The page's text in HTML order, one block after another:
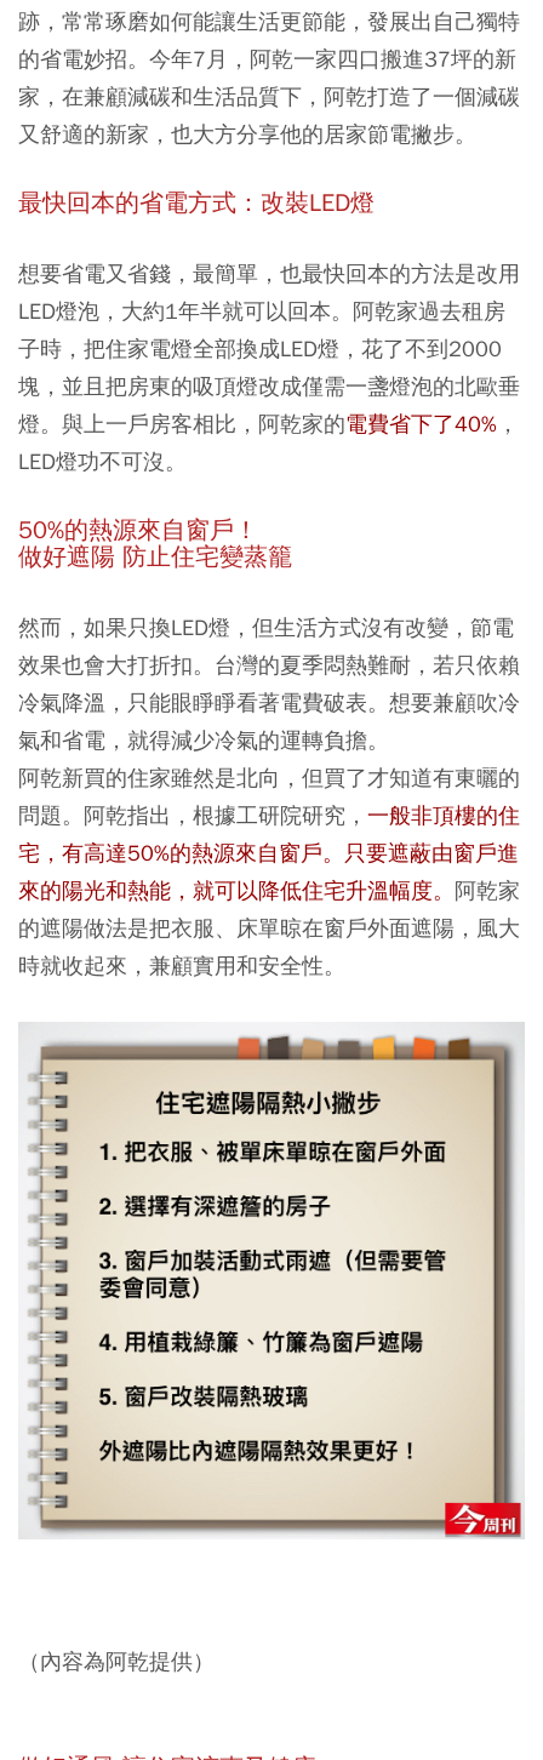
跡，常常琢磨如何能讓生活更節能，發展出自己獨特
的省電妙招。今年7月，阿乾一家四口搬進37坪的新
家，在兼顧減碳和生活品質下，阿乾打造了一個減碳
又舒適的新家，也大方分享他的居家節電撇步。
最快回本的省電方式：改裝LED燈
想要省電又省錢，最簡單，也最快回本的方法是改用
LED燈泡，大約1年半就可以回本。阿乾家過去租房
子時，把住家電燈全部換成LED燈，花了不到2000
塊，並且把房東的吸頂燈改成僅需一盞燈泡的北歐垂
燈。與上一戶房客相比，阿乾家的電費省下了40% ，
LED燈功不可沒。
50%的熱源來自窗戶！
做好遮陽 防止住宅變蒸籠
然而，如果只換LED燈，但生活方式沒有改變，節電
效果也會大打折扣。台灣的夏季悶熱難耐，若只依賴
冷氣降溫，只能眼睜睜看著電費破表。想要兼顧吹冷
氣和省電，就得減少冷氣的運轉負擔。
阿乾新買的住家雖然是北向，但買了才知道有東曬的
問題。阿乾指出，根據工研院研究， 一般非頂樓的住
宅，有高達50%的熱源來自窗戶。只要遮蔽由窗戶進
來的陽光和熱能，就可以降低住宅升溫幅度。 阿乾家
的遮陽做法是把衣服、床單晾在窗戶外面遮陽，風大
時就收起來，兼顧實用和安全性。
（內容為阿乾提供）